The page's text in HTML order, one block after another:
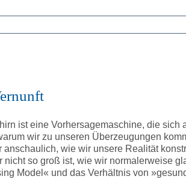
ist eine Vorhersagemaschine, die sich
wir zu unseren Überzeugungen
anschaulich, wie wir unsere Realität
so groß ist, wie wir normalerweise
Model« und das Verhältnis von